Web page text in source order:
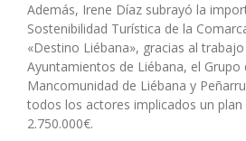
Además, Irene Díaz subrayó la
Sostenibilidad Turística de la
«Destino Liébana», gracias al
Ayuntamientos de Liébana, el Grupo
Mancomunidad de Liébana y
todos los actores implicados un
2.750.000€.